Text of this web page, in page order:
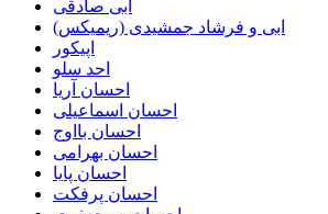
ابی صادقی
ابی و فرشاد جمشیدی (ریمیکس)
اپیکور
احد سلو
احسان آریا
احسان اسماعیلی
احسان بااوج
احسان بهرامی
احسان پایا
احسان پرفکت